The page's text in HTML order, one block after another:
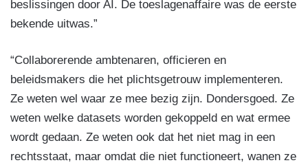
beslissingen door AI. De toeslagenaffaire was de eerste
bekende uitwas.”
“Collaborerende ambtenaren, officieren en
beleidsmakers die het plichtsgetrouw implementeren.
Ze weten wel waar ze mee bezig zijn. Dondersgoed. Ze
weten welke datasets worden gekoppeld en wat ermee
wordt gedaan. Ze weten ook dat het niet mag in een
rechtsstaat, maar omdat die niet functioneert, wanen ze